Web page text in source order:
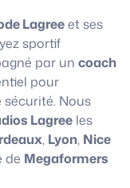
Lagreeet ses
sportif
par un coach
pour
Nous
Lagree les
, Lyon, Nice
de Megaformers